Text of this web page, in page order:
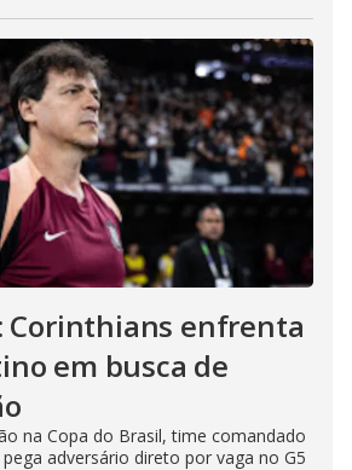
Corinthians enfrenta
em busca de
na Copa do Brasil, time comandado
adversário direto por vaga no G5